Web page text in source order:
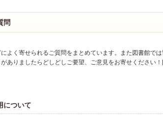
問
よく寄せられるご質問をまとめています。また図書館で
ありましたらどしどしご要望、ご意見をお寄せください！[
について